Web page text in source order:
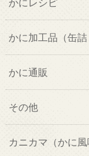
かに加工品（缶詰
かに通販
その他
カニカマ（かに風